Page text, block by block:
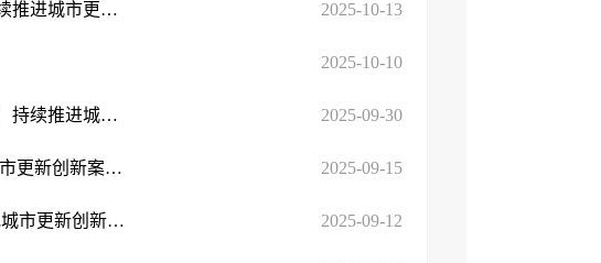
中共山东省委办公厅 山东省人民政府办公厅关于持续推进城市更新行动的实... 2025-10-13
2025-10-10
权威发布丨宜居山东进行时！山东印发《实施意见》 持续推进城市更新 2025-09-30
我市罗庄公社 1946 文创园项目入选山东省第二批城市更新创新案例（机制 ... 2025-09-15
喜报丨 我市费县和平里•邻里中心入选山东省第二批城市更新创新案例（机... 2025-09-12